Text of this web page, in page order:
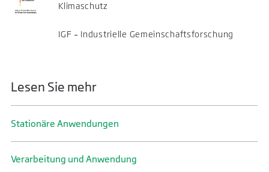
Klimaschutz
IGF – Industrielle Gemeinschaftsforschung
Lesen Sie mehr
Stationäre Anwendungen
Verarbeitung und Anwendung